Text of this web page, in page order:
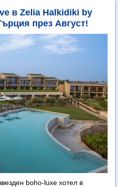
в Zelia Halkidiki by
през Август!
boho-luxe хотел в